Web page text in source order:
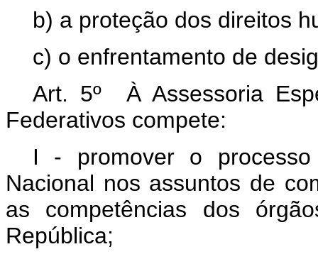
b) a proteção dos direitos
c) o enfrentamento de
Art. 5º À Assessoria
Federativos compete:
I - promover o
Nacional nos assuntos de
as competências dos
República;